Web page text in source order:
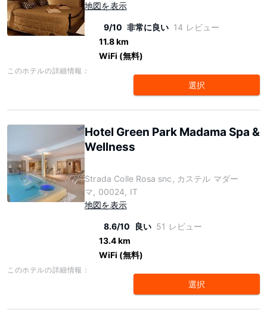
地図を表示
9/10 非常に良い 14 レビュー
11.8 km
WiFi (無料)
このホテルの詳細情報：
選択
Hotel Green Park Madama Spa &
Wellness
Strada Colle Rosa snc, カステル マダー
マ, 00024, IT
地図を表示
8.6/10 良い 51 レビュー
13.4 km
WiFi (無料)
このホテルの詳細情報：
選択